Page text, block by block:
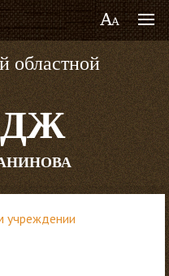
областной
учреждении